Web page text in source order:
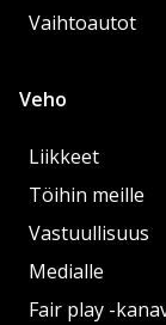
Vaihtoautot
Veho
Liikkeet
Töihin meille
Vastuullisuus
Medialle
Fair play -